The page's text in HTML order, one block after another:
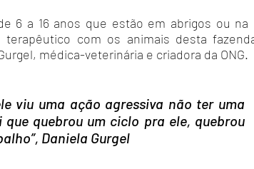
6 a 16 anos que estão em abrigos ou na
com os animais desta
médica-veterinária e criadora da ONG.
viu uma ação agressiva não ter uma
quebrou um ciclo pra ele, quebrou
Daniela Gurgel